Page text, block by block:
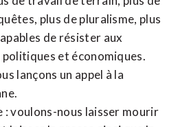
plus de pluralisme, plus
de résister aux
et économiques.
lançons un appel à la
: voulons-nous laisser mourir